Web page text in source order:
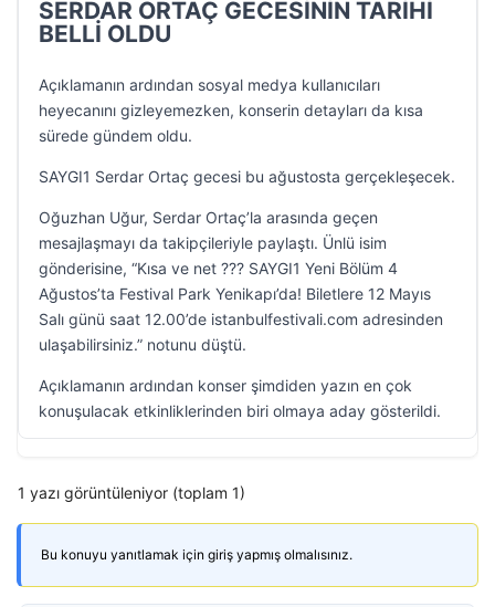
SERDAR ORTAÇ GECESİNİN TARİHİ
BELLİ OLDU
Açıklamanın ardından sosyal medya kullanıcıları
heyecanını gizleyemezken, konserin detayları da kısa
sürede gündem oldu.
SAYGI1 Serdar Ortaç gecesi bu ağustosta gerçekleşecek.
Oğuzhan Uğur, Serdar Ortaç’la arasında geçen
mesajlaşmayı da takipçileriyle paylaştı. Ünlü isim
gönderisine, “Kısa ve net ??? SAYGI1 Yeni Bölüm 4
Ağustos’ta Festival Park Yenikapı’da! Biletlere 12 Mayıs
Salı günü saat 12.00’de istanbulfestivali.com adresinden
ulaşabilirsiniz.” notunu düştü.
Açıklamanın ardından konser şimdiden yazın en çok
konuşulacak etkinliklerinden biri olmaya aday gösterildi.
1 yazı görüntüleniyor (toplam 1)
Bu konuyu yanıtlamak için giriş yapmış olmalısınız.